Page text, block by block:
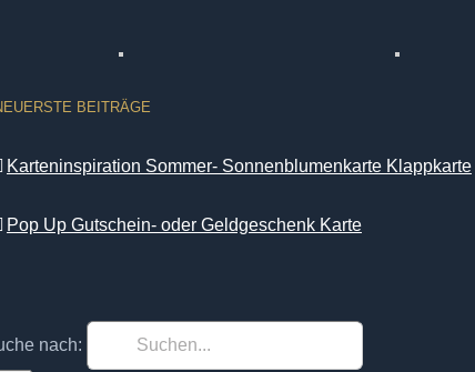
BEITRÄGE
Karteninspiration Sommer- Sonnenblumenkarte Klappkarte
Pop Up Gutschein- oder Geldgeschenk Karte
nach: